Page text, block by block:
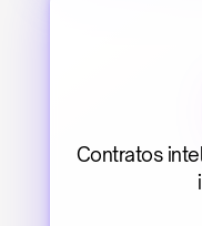
Contratos